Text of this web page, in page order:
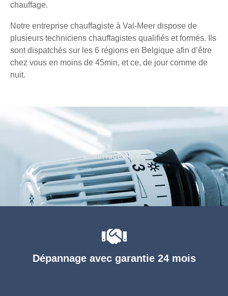
chauffage.
Notre entreprise chauffagiste à Val-Meer dispose de
plusieurs techniciens chauffagistes qualifiés et formés. Ils
sont dispatchés sur les 6 régions en Belgique afin d’être
chez vous en moins de 45min, et ce, de jour comme de
nuit.
Dépannage avec garantie 24 mois
Chauffage agréé